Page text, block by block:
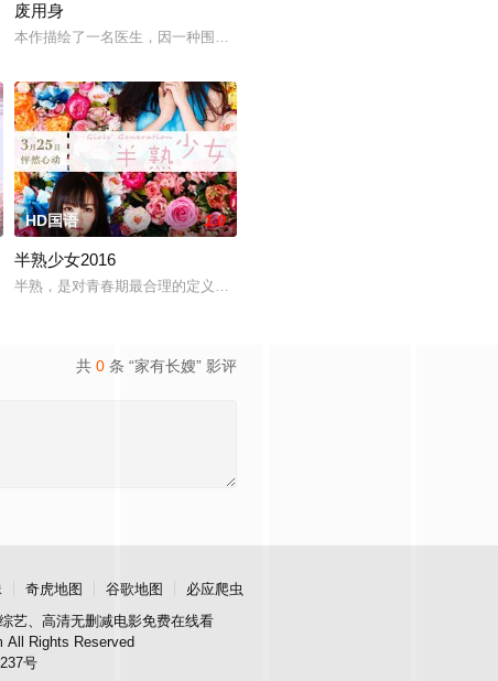
出“婴胎报仇”，“娘娘索
子向疏远的哥哥借了钱，独自一人踏上穿越西德克萨斯州的旅程
废用身
本作描绘了一名医生，因一种围绕“废用身”——因瘫痪等原因已无恢复可能
克服种种困难，组建乐队追求自己的音乐梦想，并走出了困住他
HD国语 1.0
半熟少女2016
半熟，是对青春期最合理的定义，它是梦开始的地方，没有深思熟虑，只有
共 0 条 “家有长嫂” 影评
奇虎地图 谷歌地图
必应爬虫
艺、高清无删减电影免费在线看
All Rights Reserved
号